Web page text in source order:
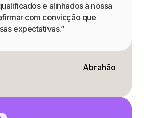
e alinhados à nossa
com convicção que
expectativas.”
Abrahão